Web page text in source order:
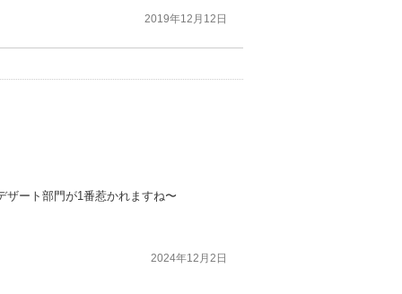
2019年12月12日
ート部門が1番惹かれますね〜
2024年12月2日